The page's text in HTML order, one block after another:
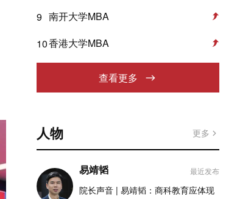
9 南开大学MBA
10香港大学MBA
查看更多
人物 更多
易靖韬 最近发布
院长声音 | 易靖韬：商科教育应体现